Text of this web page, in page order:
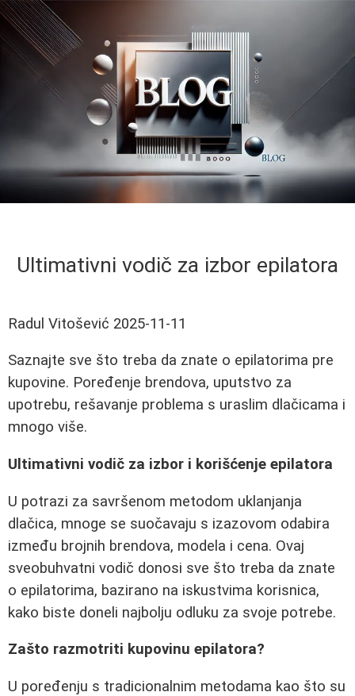
Ultimativni vodič za izbor epilatora
Radul Vitošević 2025-11-11
Saznajte sve što treba da znate o epilatorima pre
kupovine. Poređenje brendova, uputstvo za
upotrebu, rešavanje problema s uraslim dlačicama i
mnogo više.
Ultimativni vodič za izbor i korišćenje epilatora
U potrazi za savršenom metodom uklanjanja
dlačica, mnoge se suočavaju s izazovom odabira
između brojnih brendova, modela i cena. Ovaj
sveobuhvatni vodič donosi sve što treba da znate
o epilatorima, bazirano na iskustvima korisnica,
kako biste doneli najbolju odluku za svoje potrebe.
Zašto razmotriti kupovinu epilatora?
U poređenju s tradicionalnim metodama kao što su